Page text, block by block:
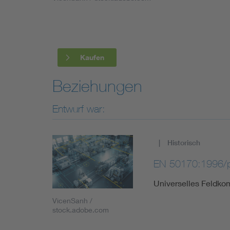
Mobility
Smart Cities
Kaufen
Beziehungen
Entwurf war:
VicenSanh /
stock.adobe.com
Historisch
EN 50170:1996/
Universelles